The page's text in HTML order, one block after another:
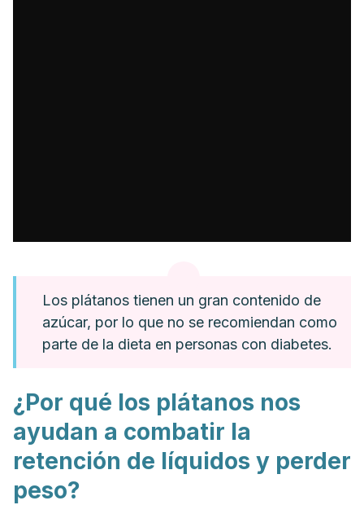
Los plátanos tienen un gran contenido de
azúcar, por lo que no se recomiendan como
parte de la dieta en personas con diabetes.
¿Por qué los plátanos nos
ayudan a combatir la
retención de líquidos y perder
peso?